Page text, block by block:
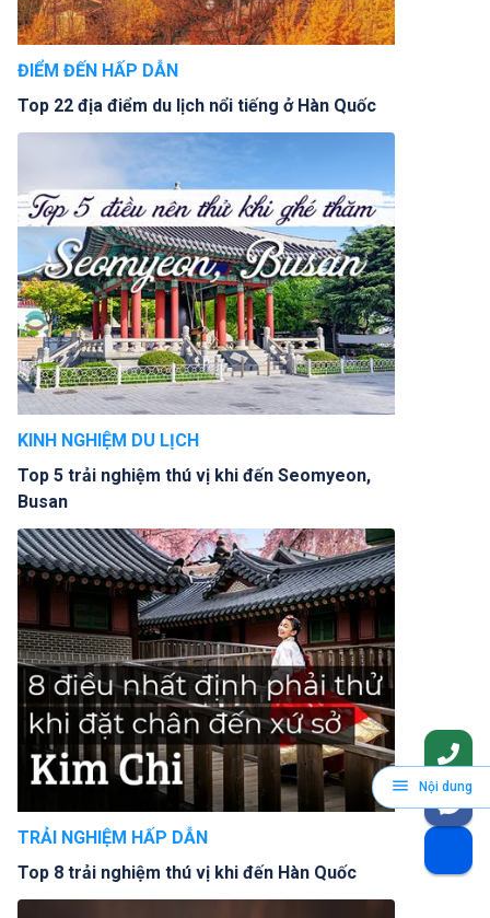
Nội dung
ĐIỂM ĐẾN HẤP DẪN
Top 22 địa điểm du lịch nổi tiếng ở Hàn Quốc
KINH NGHIỆM DU LỊCH
Top 5 trải nghiệm thú vị khi đến Seomyeon,
Busan
TRẢI NGHIỆM HẤP DẪN
Top 8 trải nghiệm thú vị khi đến Hàn Quốc